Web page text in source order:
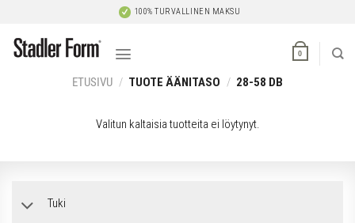
content
100% TURVALLINEN MAKSU
0
ETUSIVU / TUOTE ÄÄNITASO / 28-58 DB
Valitun kaltaisia tuotteita ei löytynyt.
Tuki